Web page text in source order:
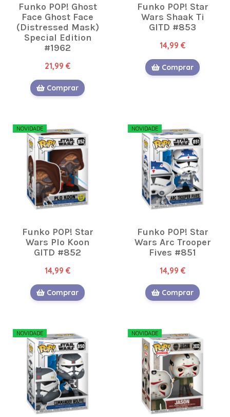
Funko POP! Ghost
Face Ghost Face
(Distressed Mask)
Special Edition
#1962
21,99 €
Comprar
Funko POP! Star
Wars Shaak Ti
GITD #853
14,99 €
Comprar
NOVIDADE
Funko POP! Star
Wars Plo Koon
GITD #852
14,99 €
Comprar
NOVIDADE
Funko POP! Star
Wars Arc Trooper
Fives #851
14,99 €
Comprar
NOVIDADE NOVIDADE